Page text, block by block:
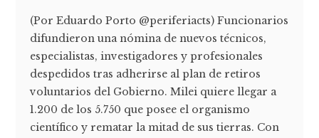
(Por Eduardo Porto @periferiacts) Funcionarios
difundieron una nómina de nuevos técnicos,
especialistas, investigadores y profesionales
despedidos tras adherirse al plan de retiros
voluntarios del Gobierno. Milei quiere llegar a
1.200 de los 5.750 que posee el organismo
científico y rematar la mitad de sus tierras. Con